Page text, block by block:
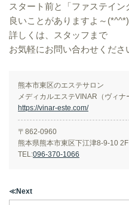
スタート前と「ファステイ
良いことがありますよ～
詳しくは、スタッフまで
お気軽にお問い合わせくださ
熊本市東区のエステサロン
メディカルエステVINAR（ヴィナ
https://vinar-este.com/
〒862-0960
熊本県熊本市東区下江津8-9-10 2F
TEL:096-370-1066
≪Next